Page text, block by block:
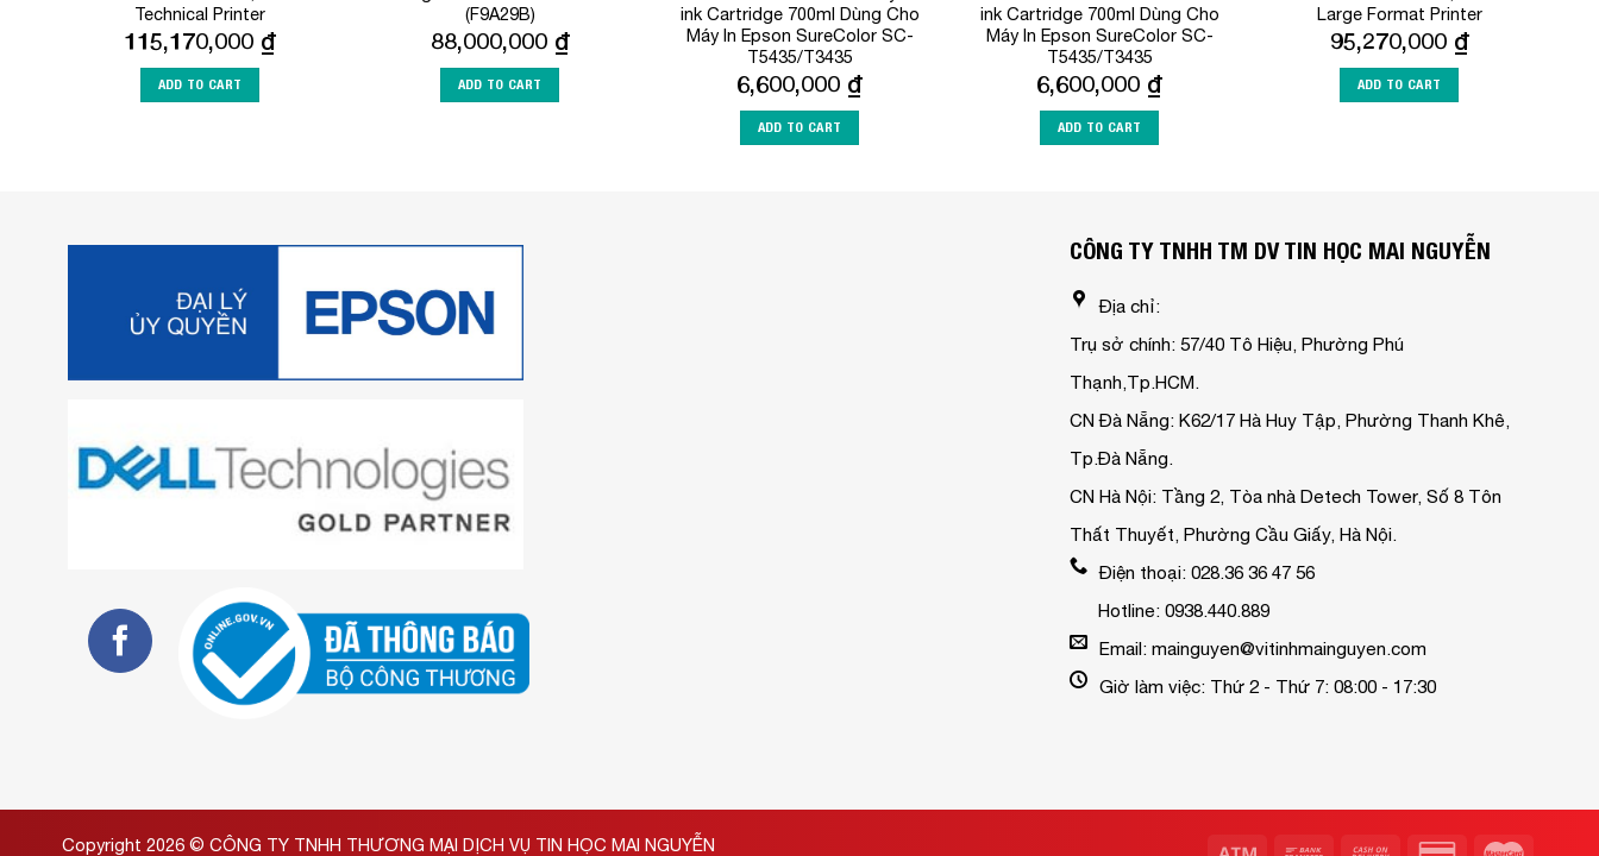
Technical Printer
115,170,000 ₫
ADD TO CART
(F9A29B)
88,000,000 ₫
ADD TO CART
ink Cartridge 700ml Dùng Cho
Máy In Epson SureColor SC-
T5435/T3435
6,600,000 ₫
ADD TO CART
ink Cartridge 700ml Dùng Cho
Máy In Epson SureColor SC-
T5435/T3435
6,600,000 ₫
ADD TO CART
Large Format Printer
95,270,000 ₫
ADD TO CART
CÔNG TY TNHH TM DV TIN HỌC MAI NGUYỄN
Địa chỉ:
Trụ sở chính: 57/40 Tô Hiệu, Phường Phú
Thạnh,Tp.HCM.
CN Đà Nẵng: K62/17 Hà Huy Tập, Phường Thanh Khê,
Tp.Đà Nẵng.
CN Hà Nội: Tầng 2, Tòa nhà Detech Tower, Số 8 Tôn
Thất Thuyết, Phường Cầu Giấy, Hà Nội.
Điện thoại: 028.36 36 47 56
Hotline: 0938.440.889
Email: mainguyen@vitinhmainguyen.com
Giờ làm việc: Thứ 2 - Thứ 7: 08:00 - 17:30
Copyright 2026 © CÔNG TY TNHH THƯƠNG MẠI DỊCH VỤ TIN HỌC MAI NGUYỄN